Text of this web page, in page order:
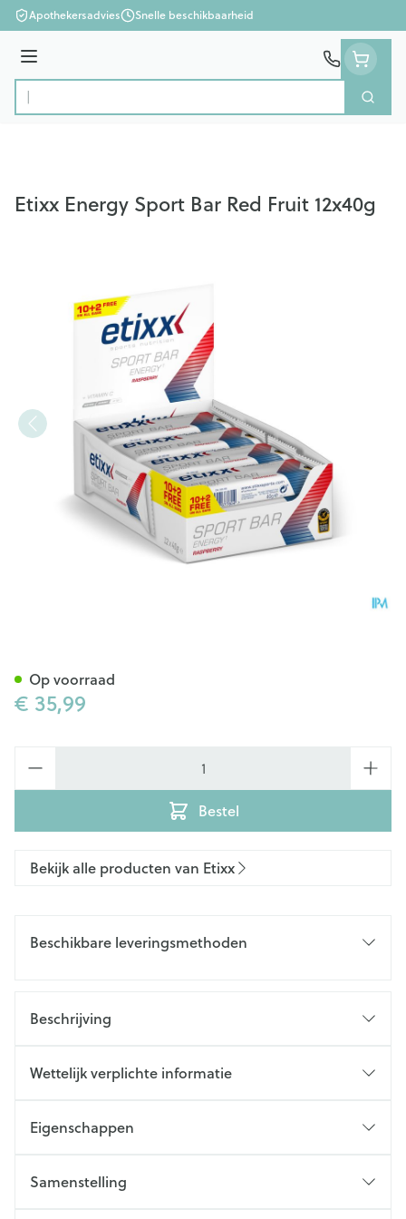
Ga naar de inhoud
Apothekersadvies Snelle beschikbaarheid
Menu
Product, merk, categorie... Zoek
Etixx Energy Sport Bar Red Fruit 12x40g
€ 35,99
Bestel
Op voorraad
Bekijk alle producten van Etixx
Beschikbare leveringsmethoden
Beschrijving
Wettelijk verplichte informatie
Eigenschappen
Samenstelling